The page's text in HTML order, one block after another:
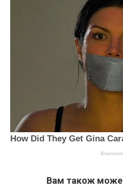
Вам також може